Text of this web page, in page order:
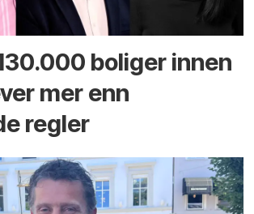
boliger innen
mer enn
regler